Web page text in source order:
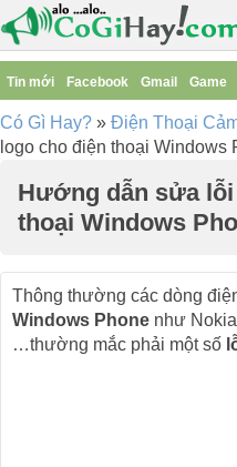
Tin mới Facebook Gmail Game
Có Gì Hay? » Điện Thoại
logo cho điện thoại Windows
Hướng dẫn sửa
thoại Windows
Thông thường các dòng
Windows Phone như
…thường mắc phải một số